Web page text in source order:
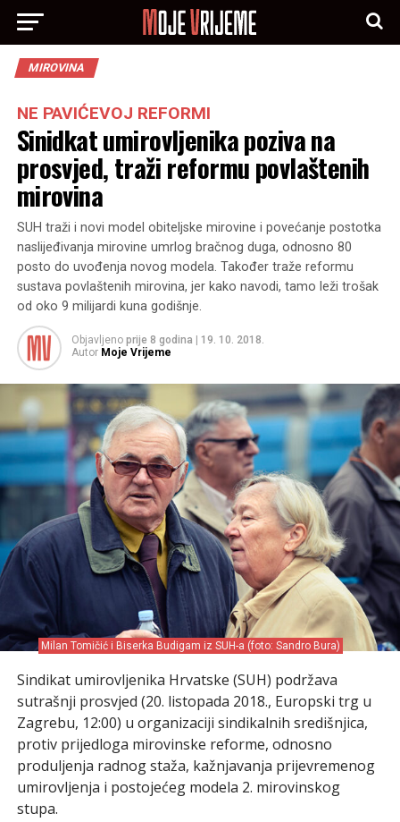
MIROVINA
NE PAVIĆEVOJ REFORMI
Sinidkat umirovljenika poziva na
prosvjed, traži reformu povlaštenih
mirovina
SUH traži i novi model obiteljske mirovine i povećanje postotka
naslijeđivanja mirovine umrlog bračnog duga, odnosno 80
posto do uvođenja novog modela. Također traže reformu
sustava povlaštenih mirovina, jer kako navodi, tamo leži trošak
od oko 9 milijardi kuna godišnje.
Objavljeno prije 8 godina
19. 10. 2018.
Autor Moje Vrijeme
Milan Tomičić i Biserka Budigam iz SUH-a (foto: Sandro Bura)
Sindikat umirovljenika Hrvatske (SUH) podržava
sutrašnji prosvjed (20. listopada 2018., Europski trg u
Zagrebu, 12:00) u organizaciji sindikalnih središnjica,
protiv prijedloga mirovinske reforme, odnosno
produljenja radnog staža, kažnjavanja prijevremenog
umirovljenja i postojećeg modela 2. mirovinskog
stupa.